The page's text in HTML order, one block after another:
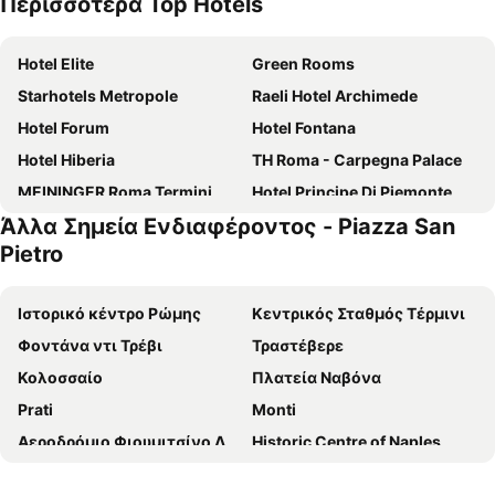
Hotel Elite
Green Rooms
Starhotels Metropole
Raeli Hotel Archimede
Hotel Forum
Hotel Fontana
Hotel Hiberia
TH Roma - Carpegna Palace
MEININGER Roma Termini
Hotel Principe Di Piemonte
Hotel Gioberti
Augusta Lucilla Palace
The Republic Hotel
Grand Hotel Tiberio
Garner Hotel Rome Aurelia By Ihg
Residenza Ki
hu Roma Camping In Town
Hotel Taormina
Hotel Giolli Nazionale
Roma Palace Suite
Hotel Cervia
Hotel Sweet Home
Roma Palace
Άλλα Σημεία Ενδιαφέροντος - Piazza San
Pietro
Ιστορικό κέντρο Ρώμης
Κεντρικός Σταθμός Τέρμινι
Φοντάνα ντι Τρέβι
Τραστέβερε
Κολοσσαίο
Πλατεία Ναβόνα
Prati
Monti
Αεροδρόμιο Φιουμιτσίνο Λεονάρντο Ντα Βίντσι
Historic Centre of Naples